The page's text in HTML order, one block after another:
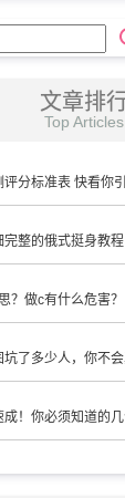
文章排
Top Articles
分标准表 快看你
整的俄式挺身教程
？做c有什么危害？
坑了多少人，你不
！你必须知道的